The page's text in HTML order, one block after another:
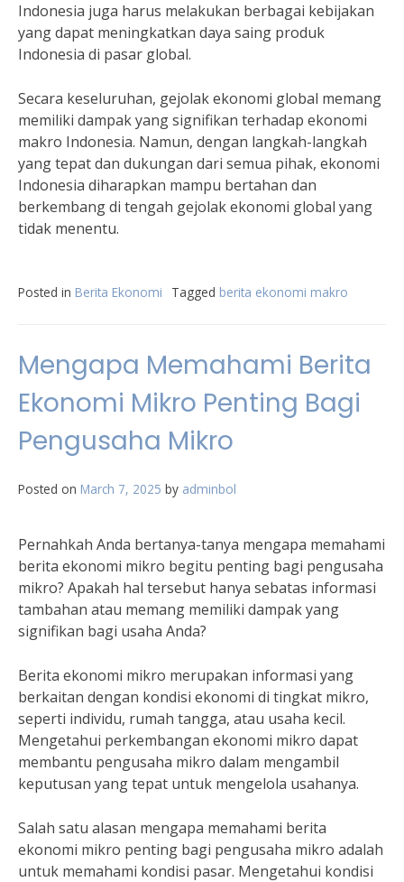
Indonesia juga harus melakukan berbagai kebijakan
yang dapat meningkatkan daya saing produk
Indonesia di pasar global.
Secara keseluruhan, gejolak ekonomi global memang
memiliki dampak yang signifikan terhadap ekonomi
makro Indonesia. Namun, dengan langkah-langkah
yang tepat dan dukungan dari semua pihak, ekonomi
Indonesia diharapkan mampu bertahan dan
berkembang di tengah gejolak ekonomi global yang
tidak menentu.
Posted in Berita Ekonomi Tagged berita ekonomi makro
Mengapa Memahami Berita
Ekonomi Mikro Penting Bagi
Pengusaha Mikro
Posted on March 7, 2025 by adminbol
Pernahkah Anda bertanya-tanya mengapa memahami
berita ekonomi mikro begitu penting bagi pengusaha
mikro? Apakah hal tersebut hanya sebatas informasi
tambahan atau memang memiliki dampak yang
signifikan bagi usaha Anda?
Berita ekonomi mikro merupakan informasi yang
berkaitan dengan kondisi ekonomi di tingkat mikro,
seperti individu, rumah tangga, atau usaha kecil.
Mengetahui perkembangan ekonomi mikro dapat
membantu pengusaha mikro dalam mengambil
keputusan yang tepat untuk mengelola usahanya.
Salah satu alasan mengapa memahami berita
ekonomi mikro penting bagi pengusaha mikro adalah
untuk memahami kondisi pasar. Mengetahui kondisi